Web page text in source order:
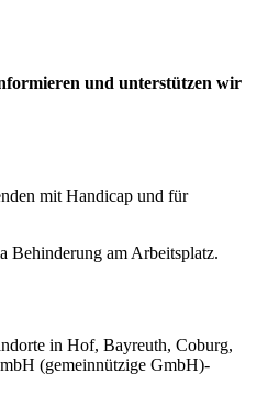
und unterstützen wir
mit Handicap und für
Behinderung am Arbeitsplatz.
in Hof, Bayreuth, Coburg,
(gemeinnützige GmbH)-